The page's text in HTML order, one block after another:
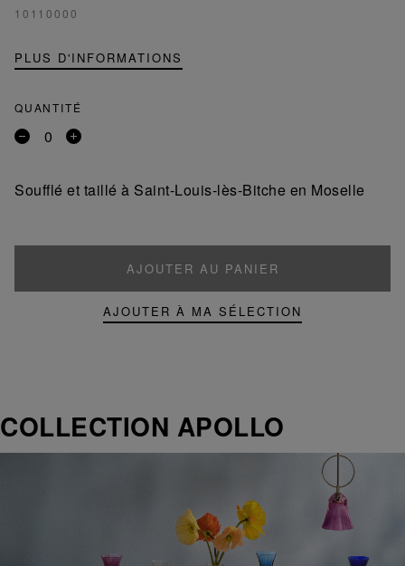
10110000
PLUS D'INFORMATIONS
QUANTITÉ
Retirer
Ajouter
Soufflé et taillé à Saint-Louis-lès-Bitche en Moselle
AJOUTER AU PANIER
AJOUTER À MA SÉLECTION
COLLECTION APOLLO